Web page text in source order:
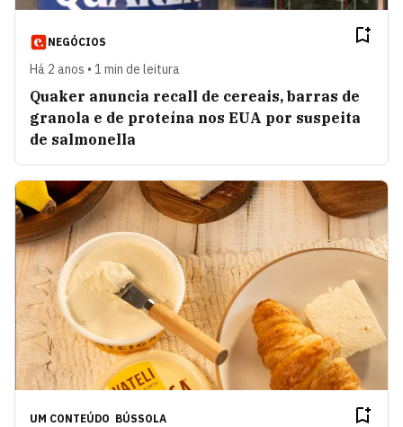
NEGÓCIOS
Há 2 anos • 1 min de leitura
Quaker anuncia recall de cereais, barras de
granola e de proteína nos EUA por suspeita
de salmonella
UM CONTEÚDO BÚSSOLA